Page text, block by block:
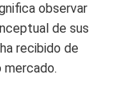
observar
de sus
recibido de